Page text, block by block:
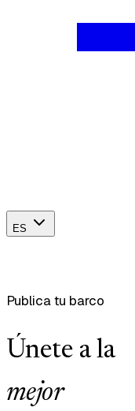
ES
Publica tu barco
Únete a la
mejor